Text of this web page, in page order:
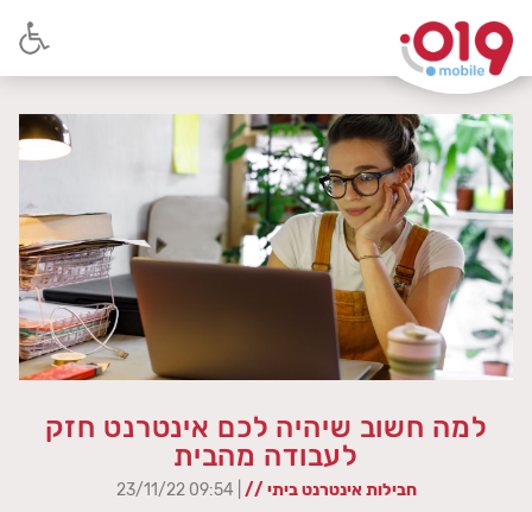
למה חשוב שיהיה לכם אינטרנט חזק
לעבודה מהבית
חבילות אינטרנט ביתי //